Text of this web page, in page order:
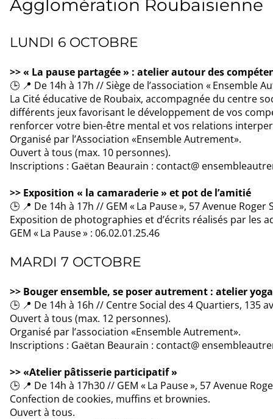
Agglomération Roubaisienne
LUNDI 6 OCTOBRE
>> « La pause partagée » : atelier autour des
🕒 📍 De 14h à 17h // Siège de l’association « Ensemble
La Cité éducative de Roubaix, accompagnée du centre
différents jeux favorisant le développement de vos
renforcer votre bien-être mental et vos relations
Organisé par l’Association «Ensemble Autrement».
Ouvert à tous (max. 10 personnes).
Inscriptions : Gaëtan Beaurain : contact@
>> Exposition « la camaraderie » et pot de l’amitié
🕒 📍 De 14h à 17h // GEM « La Pause », 57 Avenue
Exposition de photographies et d’écrits réalisés par les
GEM « La Pause » : 06.02.01.25.46
MARDI 7 OCTOBRE
>> Bouger ensemble, se poser autrement : atelier
🕒 📍 De 14h à 16h // Centre Social des 4 Quartiers, 135
Ouvert à tous (max. 12 personnes).
Organisé par l’association «Ensemble Autrement».
Inscriptions : Gaëtan Beaurain : contact@
>> «Atelier pâtisserie participatif »
🕒 📍 De 14h à 17h30 // GEM « La Pause », 57 Avenue
Confection de cookies, muffins et brownies.
Ouvert à tous.